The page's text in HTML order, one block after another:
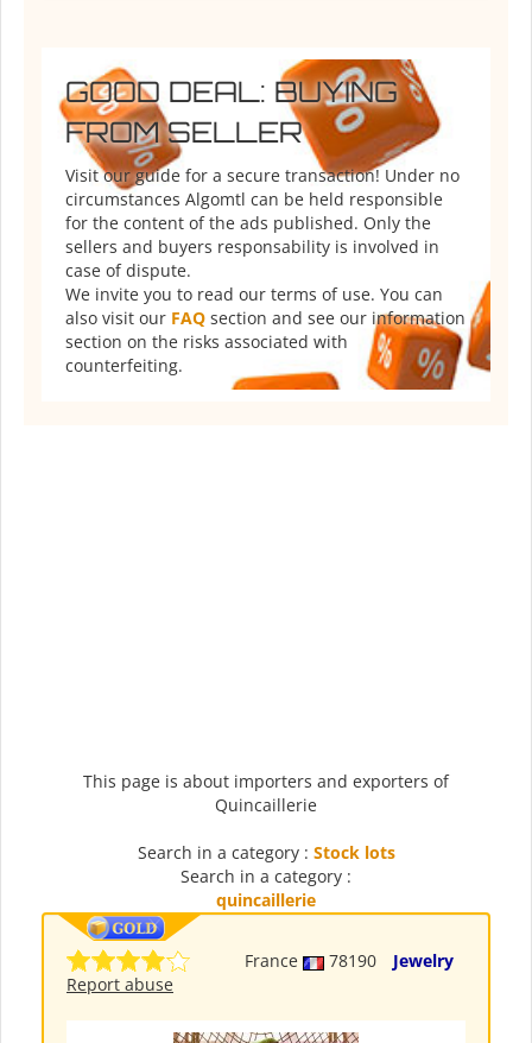
GOOD DEAL: BUYING
FROM SELLER
Visit our guide for a secure transaction! Under no
circumstances Algomtl can be held responsible
for the content of the ads published. Only the
sellers and buyers responsability is involved in
case of dispute.
We invite you to read our terms of use. You can
also visit our FAQ section and see our information
section on the risks associated with
counterfeiting.
This page is about importers and exporters of
Quincaillerie
Search in a category : Stock lots
Search in a category :
quincaillerie
France 78190
Jewelry
Report abuse